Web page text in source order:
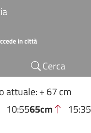
principale
Cerca
attuale: + 67 cm
10:5565cm 15:35